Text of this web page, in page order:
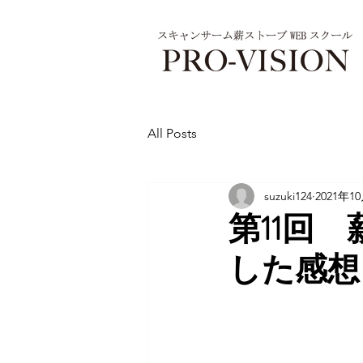
All Posts
第11回
した感想
suzuki124 2021年